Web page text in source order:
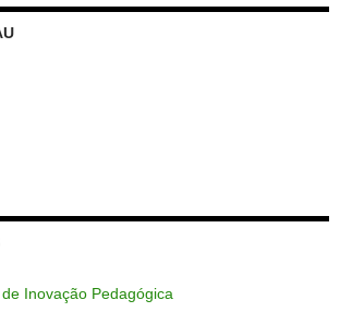
Inovação Pedagógica